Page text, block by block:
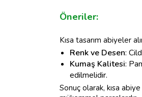
Öneriler:
Kısa tasarım abiyeler
Renk ve Desen:
Kumaş Kalitesi:
edilmelidir.
Sonuç olarak, kısa